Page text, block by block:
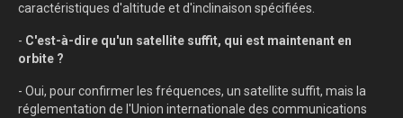
caractéristiques d'altitude et d'inclinaison spécifiées.
- C'est-à-dire qu'un satellite suffit, qui est maintenant en
orbite ?
- Oui, pour confirmer les fréquences, un satellite suffit, mais la
réglementation de l'Union internationale des communications